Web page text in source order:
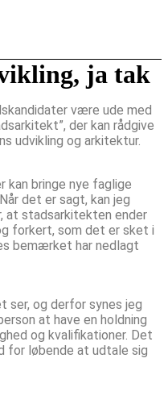
ja tak
være ude med
der kan rådgive
udvikling og arkitektur.
kan bringe nye faglige
det er sagt, kan jeg
stadsarkitekten ender
forkert, som det er sket i
bemærket har nedlagt
ser, og derfor synes jeg
at have en holdning
og kvalifikationer. Det
for løbende at udtale sig